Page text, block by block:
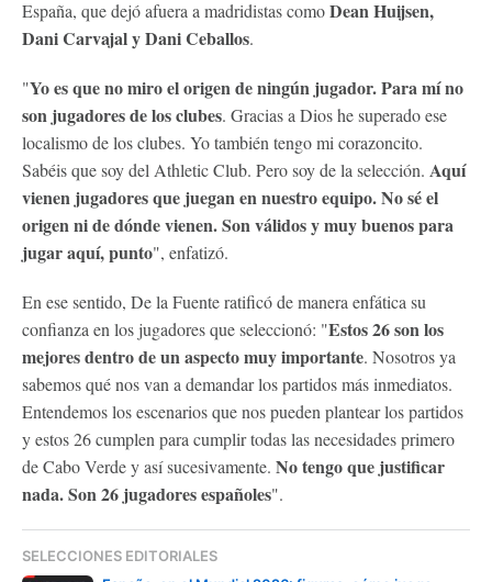
España, que dejó afuera a madridistas comoDean Huijsen,
Dani Carvajal y Dani Ceballos.
"Yo es que no miro el origen de ningún jugador. Para mí no
son jugadores de los clubes. Gracias a Dios he superado ese
localismo de los clubes. Yo también tengo mi corazoncito.
Sabéis que soy del Athletic Club. Pero soy de la selección. Aquí
vienen jugadores que juegan en nuestro equipo. No sé el
origen ni de dónde vienen. Son válidos y muy buenos para
jugar aquí, punto", enfatizó.
En ese sentido, De la Fuente ratificó de manera enfática su
confianza en los jugadores que seleccionó: "Estos 26 son los
mejores dentro de un aspecto muy importante. Nosotros ya
sabemos qué nos van a demandar los partidos más inmediatos.
Entendemos los escenarios que nos pueden plantear los partidos
y estos 26 cumplen para cumplir todas las necesidades primero
de Cabo Verde y así sucesivamente. No tengo que justificar
nada. Son 26 jugadores españoles".
SELECCIONES EDITORIALES